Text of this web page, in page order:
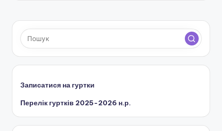
л
а
с
о
ї
р
Записатися на гуртки
Перелік гуртків 2025-2026 н.р.